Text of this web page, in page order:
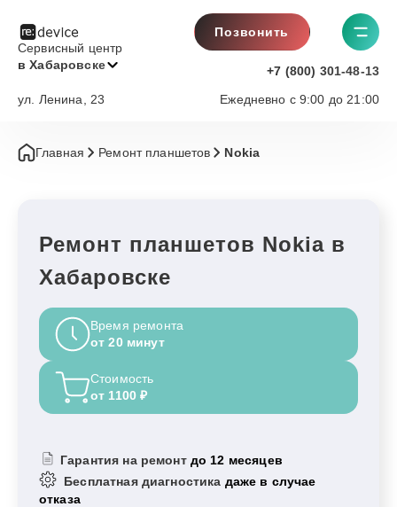
Сервисный центр
в Хабаровске
Позвонить
+7 (800) 301-48-13
Ежедневно с 9:00 до 21:00
ул. Ленина, 23
Главная Ремонт планшетов Nokia
Ремонт планшетов Nokia в
Хабаровске
Время ремонта
от 20 минут
Стоимость
от 1100 ₽
Гарантия на ремонт до 12 месяцев
Бесплатная диагностика даже в случае
отказа